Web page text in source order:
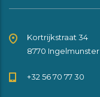
Kortrijkstraat 34
8770 Ingelmunster
+32 56 70 77 30